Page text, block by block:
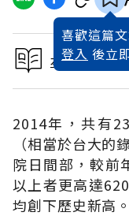
喜歡這篇
登入 後立
本文出自
2014年，共有
（相當於台大的
院日間部，較前
以上者更高達
均創下歷史新高。